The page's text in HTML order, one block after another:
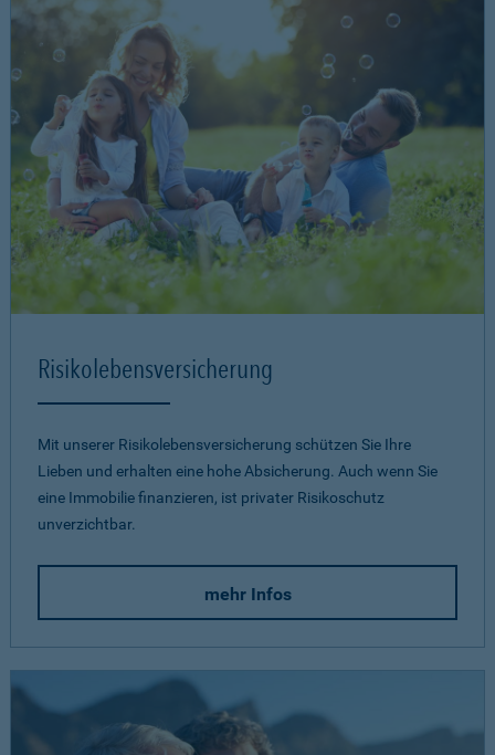
Risikolebensversicherung
Mit unserer Risikolebensversicherung schützen Sie Ihre
Lieben und erhalten eine hohe Absicherung. Auch wenn Sie
eine Immobilie finanzieren, ist privater Risikoschutz
unverzichtbar.
mehr Infos